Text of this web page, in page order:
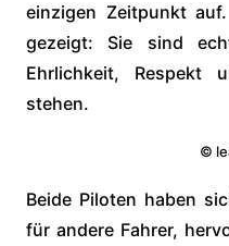
einzigen Zeitpunkt
gezeigt: Sie sind
Ehrlichkeit, Respekt
stehen.
©
Beide Piloten haben
für andere Fahrer,